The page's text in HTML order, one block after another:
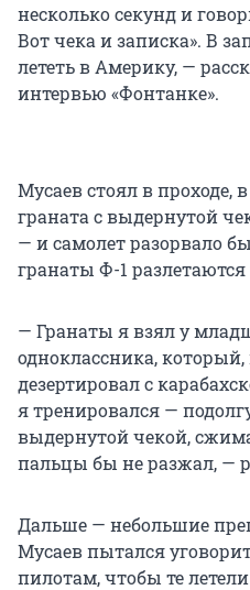
несколько секунд и
Вот чека и записка». В
лететь в Америку, —
интервью «Фонтанке».
Мусаев стоял в проходе,
граната с выдернутой
— и самолет разорвало
гранаты Ф-1
— Гранаты я взял у
одноклассника,
дезертировал с
я тренировался —
выдернутой чекой,
пальцы бы не разжал, —
Дальше — небольшие
Мусаев пытался
пилотам, чтобы те